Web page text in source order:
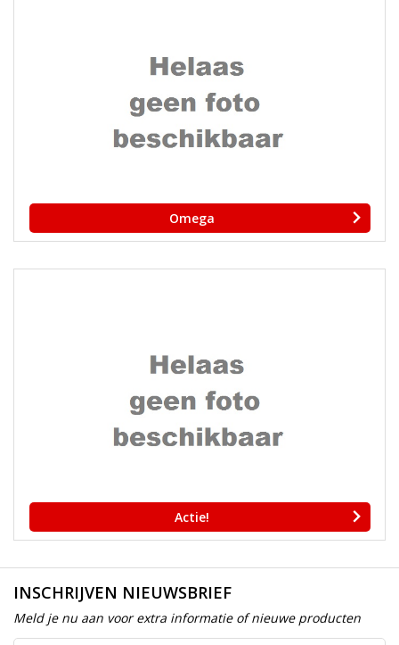
Omega
Actie!
INSCHRIJVEN NIEUWSBRIEF
Meld je nu aan voor extra informatie of nieuwe producten